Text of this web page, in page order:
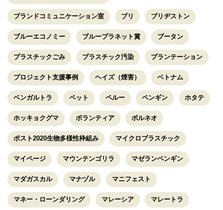
ブランドコミュニケーション室 ブリ ブリヂストン
ブルーエコノミー ブループラネット賞 ブータン
プラスチックごみ プラスチック汚染 プランテーション
プロジェクト支援事例 ヘイズ（煙害） ベトナム
ベンガルトラ ペット ペルー ペンギン ホタテ
ホッキョクグマ ボランティア ボルネオ
ポスト2020生物多様性枠組み マイクロプラスチック
マイページ マウンテンゴリラ マゼランペンギン
マダガスカル マナヅル マニフェスト
マネー・ローンダリング マレーシア マレートラ